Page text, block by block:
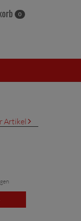
0
Artikel